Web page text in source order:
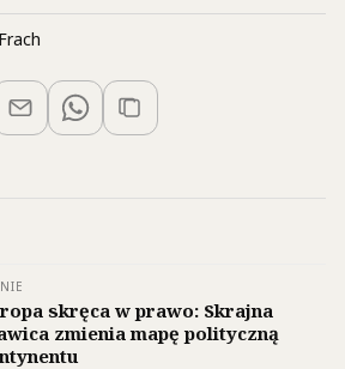
skręca w prawo: Skrajna
zmienia mapę polityczną